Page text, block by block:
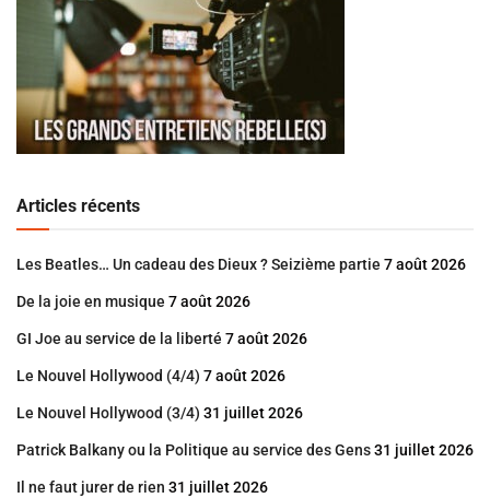
Articles récents
Les Beatles… Un cadeau des Dieux ? Seizième partie 7 août 2026
De la joie en musique 7 août 2026
GI Joe au service de la liberté 7 août 2026
Le Nouvel Hollywood (4/4) 7 août 2026
Le Nouvel Hollywood (3/4) 31 juillet 2026
Patrick Balkany ou la Politique au service des Gens31 juillet 2026
Il ne faut jurer de rien 31 juillet 2026